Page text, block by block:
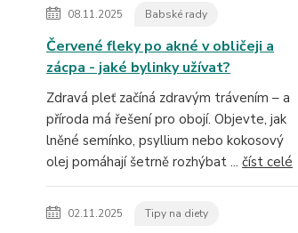
08.11.2025 Babské rady
Červené fleky po akné v obličeji a
zácpa - jaké bylinky užívat?
Zdravá pleť začíná zdravým trávením – a
příroda má řešení pro obojí. Objevte, jak
lněné semínko, psyllium nebo kokosový
olej pomáhají šetrně rozhýbat ... číst celé
02.11.2025 Tipy na diety